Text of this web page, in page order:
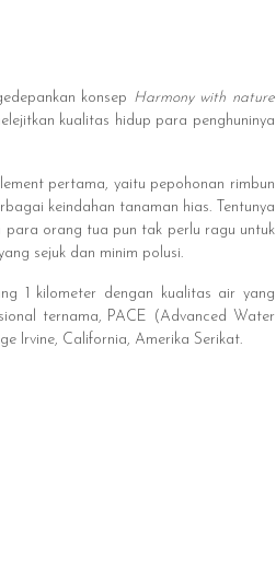
konsep Harmony with nature
kualitas hidup para penghuninya
pertama, yaitu pepohonan rimbun
keindahan tanaman hias. Tentunya
para orang tua pun tak perlu ragu untuk
sejuk dan minim polusi.
1 kilometer dengan kualitas air yang
ternama, PACE (Advanced Water
Irvine, California, Amerika Serikat.